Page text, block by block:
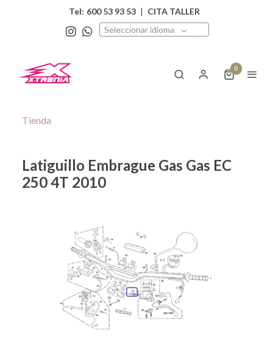
Tel: 600 53 93 53 | CITA TALLER
Seleccionar idioma
0
Tienda
Latiguillo Embrague Gas Gas EC
250 4T 2010